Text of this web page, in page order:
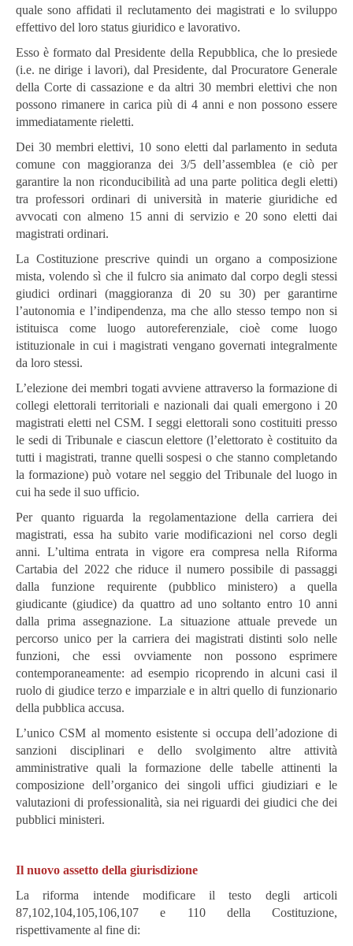
quale sono affidati il reclutamento dei magistrati e lo sviluppo
effettivo del loro status giuridico e lavorativo.
Esso è formato dal Presidente della Repubblica, che lo presiede
(i.e. ne dirige i lavori), dal Presidente, dal Procuratore Generale
della Corte di cassazione e da altri 30 membri elettivi che non
possono rimanere in carica più di 4 anni e non possono essere
immediatamente rieletti.
Dei 30 membri elettivi, 10 sono eletti dal parlamento in seduta
comune con maggioranza dei 3/5 dell’assemblea (e ciò per
garantire la non riconducibilità ad una parte politica degli eletti)
tra professori ordinari di università in materie giuridiche ed
avvocati con almeno 15 anni di servizio e 20 sono eletti dai
magistrati ordinari.
La Costituzione prescrive quindi un organo a composizione
mista, volendo sì che il fulcro sia animato dal corpo degli stessi
giudici ordinari (maggioranza di 20 su 30) per garantirne
l’autonomia e l’indipendenza, ma che allo stesso tempo non si
istituisca come luogo autoreferenziale, cioè come luogo
istituzionale in cui i magistrati vengano governati integralmente
da loro stessi.
L’elezione dei membri togati avviene attraverso la formazione di
collegi elettorali territoriali e nazionali dai quali emergono i 20
magistrati eletti nel CSM. I seggi elettorali sono costituiti presso
le sedi di Tribunale e ciascun elettore (l’elettorato è costituito da
tutti i magistrati, tranne quelli sospesi o che stanno completando
la formazione) può votare nel seggio del Tribunale del luogo in
cui ha sede il suo ufficio.
Per quanto riguarda la regolamentazione della carriera dei
magistrati, essa ha subito varie modificazioni nel corso degli
anni. L’ultima entrata in vigore era compresa nella Riforma
Cartabia del 2022 che riduce il numero possibile di passaggi
dalla funzione requirente (pubblico ministero) a quella
giudicante (giudice) da quattro ad uno soltanto entro 10 anni
dalla prima assegnazione. La situazione attuale prevede un
percorso unico per la carriera dei magistrati distinti solo nelle
funzioni, che essi ovviamente non possono esprimere
contemporaneamente: ad esempio ricoprendo in alcuni casi il
ruolo di giudice terzo e imparziale e in altri quello di funzionario
della pubblica accusa.
L’unico CSM al momento esistente si occupa dell’adozione di
sanzioni disciplinari e dello svolgimento altre attività
amministrative quali la formazione delle tabelle attinenti la
composizione dell’organico dei singoli uffici giudiziari e le
valutazioni di professionalità, sia nei riguardi dei giudici che dei
pubblici ministeri.
Il nuovo assetto della giurisdizione
La riforma intende modificare il testo degli articoli
87,102,104,105,106,107 e 110 della Costituzione,
rispettivamente al fine di: